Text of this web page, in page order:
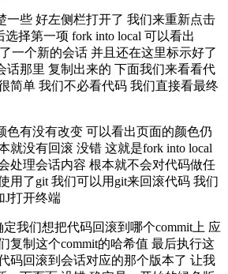
一些 好左侧栏打开了 我们来重新点击
择第一项 fork into local 可以看出
一个新的会话 并且还在这里标示好了
话那里 复制出来的 下面我们来看看代
简单 我们不必看代码 我们直接看最终
色有没有改变 可以看出页面的颜色仍
就没有回滚 没错 这就是fork into local
处理会话内容 根本就不会对代码做任
用了git 我们可以用git来回滚代码 我们
J打开终端
我们想把代码回滚到哪个commit上 应
复制这个commit的哈希值 最后执行这
码回滚到会话对应的那个版本了 让我